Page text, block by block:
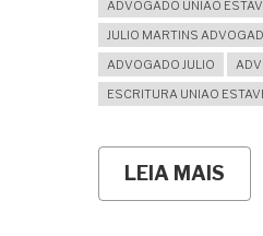
ADVOGADO UNIÃO
JULIO MARTINS
ADVOGADO JULIO
ESCRITURA UNIAO
LEIA MAIS